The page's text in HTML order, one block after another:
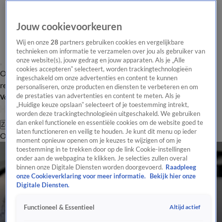
Overzicht Laatste nieuws Regionieuws Het beste van Hart
Tip de
redactie
Volg Hart van Nederland
Zoeken
OverzichtRegioUitzendingenWeerTip de redactiePanelVideo's
Jouw cookievoorkeuren
Wij en onze28 partners gebruiken cookies en vergelijkbare
technieken om informatie te verzamelen over jou als gebruiker van
onze website(s), jouw gedrag en jouw apparaten. Als je „Alle
cookies accepteren” selecteert, worden trackingtechnologieën
ingeschakeld om onze advertenties en content te kunnen
personaliseren, onze producten en diensten te verbeteren en om
de prestaties van advertenties en content te meten. Als je
„Huidige keuze opslaan” selecteert of je toestemming intrekt,
worden deze trackingtechnologieën uitgeschakeld. We gebruiken
dan enkel functionele en essentiële cookies om de website goed te
laten functioneren en veilig te houden. Je kunt dit menu op ieder
moment opnieuw openen om je keuzes te wijzigen of om je
toestemming in te trekken door op de link Cookie-instellingen
onder aan de webpagina te klikken. Je selecties zullen overal
binnen onze Digitale Diensten worden doorgevoerd. Raadpleeg
onze Cookieverklaring voor meer informatie.
Bekijk hier onze
Digitale Diensten.
Functioneel & Essentieel Altijd actief